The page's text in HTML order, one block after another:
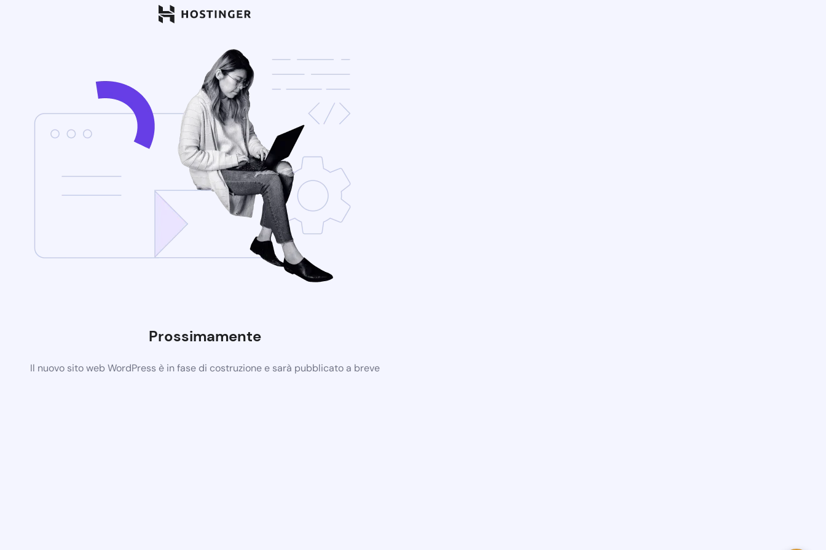
Prossimamente
Il nuovo sito web WordPress è in fase di costruzione e sarà pubblicato a breve